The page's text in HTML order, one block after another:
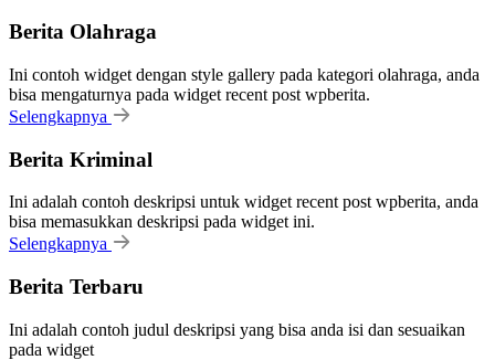
Berita Olahraga
Ini contoh widget dengan style gallery pada kategori olahraga, anda
bisa mengaturnya pada widget recent post wpberita.
Selengkapnya
Berita Kriminal
Ini adalah contoh deskripsi untuk widget recent post wpberita, anda
bisa memasukkan deskripsi pada widget ini.
Selengkapnya
Berita Terbaru
Ini adalah contoh judul deskripsi yang bisa anda isi dan sesuaikan
pada widget